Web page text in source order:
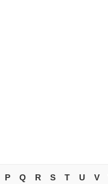
P Q R S T U V